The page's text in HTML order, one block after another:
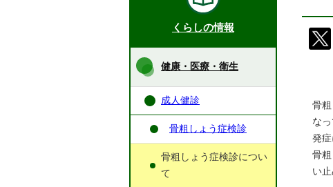
骨
な
発
骨
い止
くらしの情報
健康・医療・衛生
成人健診
骨粗しょう症検診
骨粗しょう症検診につい
て